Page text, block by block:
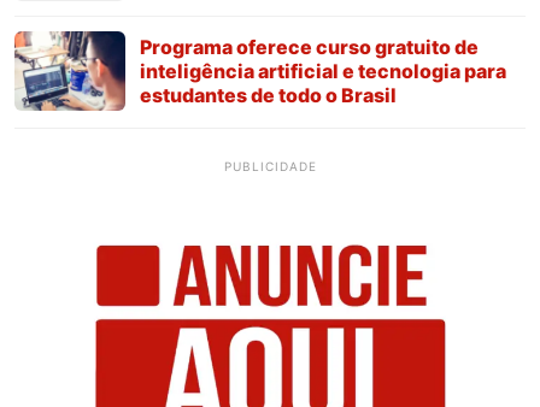
Programa oferece curso gratuito de
inteligência artificial e tecnologia para
estudantes de todo o Brasil
PUBLICIDADE